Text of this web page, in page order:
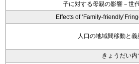
子に対する母親の影響－世
Effects of ‘Family-
人口の地域間移動と
きょうだい